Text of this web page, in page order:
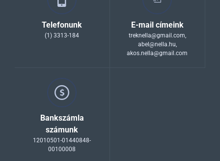
Telefonunk
(1) 3313-184
E-mail címeink
treknella@gmail.com,
abel@nella.hu,
akos.nella@gmail.com
Bankszámla
számunk
12010501-01440848-
00100008